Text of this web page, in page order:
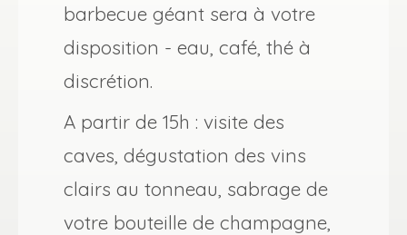
barbecue géant sera à votre
disposition - eau, café, thé à
discrétion.
A partir de 15h : visite des
caves, dégustation des vins
clairs au tonneau, sabrage de
votre bouteille de champagne,